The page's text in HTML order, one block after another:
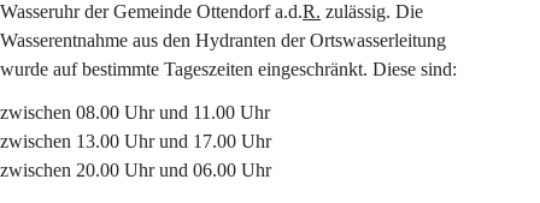
Wasseruhr der Gemeinde Ottendorf a.d.R. zulässig. Die
Wasserentnahme aus den Hydranten der Ortswasserleitung
wurde auf bestimmte Tageszeiten eingeschränkt. Diese sind:
zwischen 08.00 Uhr und 11.00 Uhr
zwischen 13.00 Uhr und 17.00 Uhr
zwischen 20.00 Uhr und 06.00 Uhr